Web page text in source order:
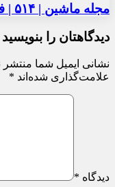
مجله ماشین | ۵۱۴ | فروردین ۱۴۰۵
دیدگاهتان را بنویسید
نشانی ایمیل شما منتشر
علامت‌گذاری شده‌اند *
دیدگاه *